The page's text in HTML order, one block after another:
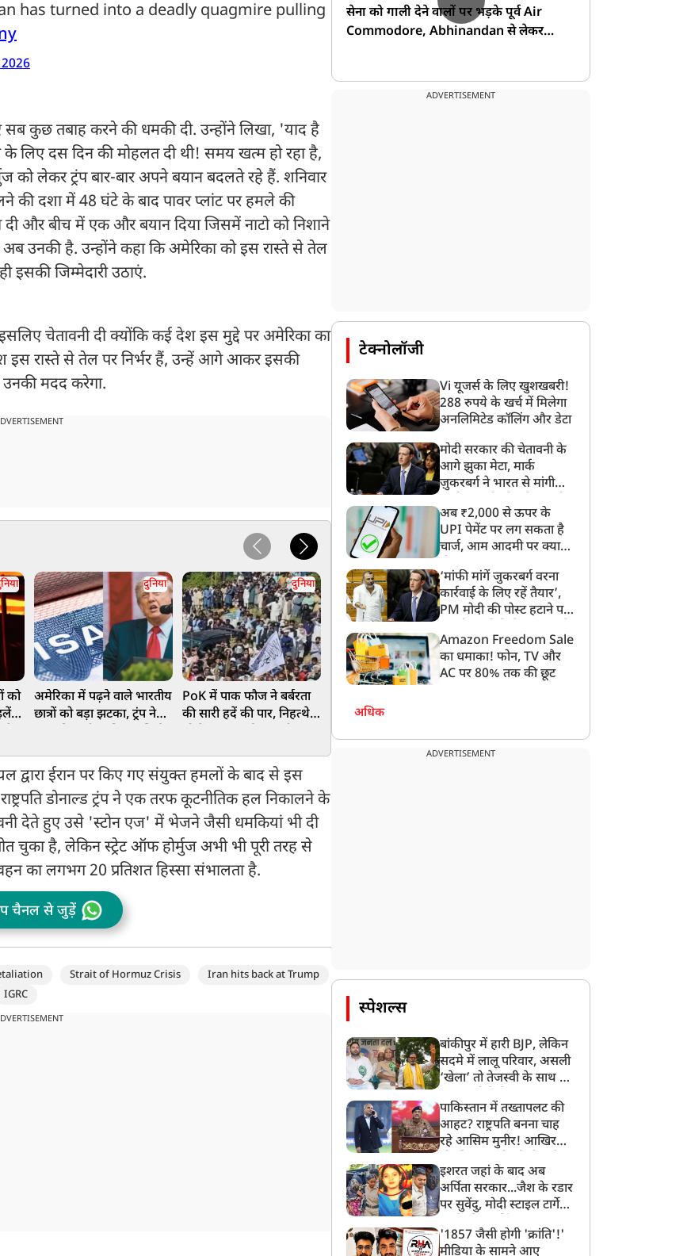
has turned into a deadly quagmire pulling
सब कुछ तबाह करने की धमकी दी. उन्होंने लिखा, 'याद है
के लिए दस दिन की मोहलत दी थी! समय खत्म हो रहा है,
को लेकर ट्रंप बार-बार अपने बयान बदलते रहे हैं. शनिवार
की दशा में 48 घंटे के बाद पावर प्लांट पर हमले की
और बीच में एक और बयान दिया जिसमें नाटो को निशाने
उनकी है. उन्होंने कहा कि अमेरिका को इस रास्ते से तेल
इसकी जिम्मेदारी उठाएं.
चेतावनी दी क्योंकि कई देश इस मुद्दे पर अमेरिका का
इस रास्ते से तेल पर निर्भर हैं, उन्हें आगे आकर इसकी
उनकी मदद करेगा.
को
दुनिया
अमेरिका में पढ़ने वाले भारतीय
छात्रों को बड़ा झटका, ट्रंप ने
दुनिया
PoK में पाक फौज ने बर्बरता
की सारी हदें की पार, निहत्थे
मौत, VIDEO
दुनिया
में आतंकियों ने चेकपॉइंट कर
किया हमला, सात पुलिसकर्मी
की मौत और 22 घायल
की घटिया हरकत, भारत ने
कर दिया साफ, नहीं बहाल
द्वारा ईरान पर किए गए संयुक्त हमलों के बाद से इस
डोनाल्ड ट्रंप ने एक तरफ कूटनीतिक हल निकालने के
देते हुए उसे 'स्टोन एज' में भेजने जैसी धमकियां भी दी
है, लेकिन स्ट्रेट ऑफ होर्मुज अभी भी पूरी तरह से
का लगभग 20 प्रतिशत हिस्सा संभालता है.
चैनल से जुड़ें
Strait of Hormuz Crisis
Iran hits back at Trump
IGRC
सेना को गाली देने वालों पर भड़के पूर्व Air
Commodore, Abhinandan से लेकर
ADVERTISEMENT
टेक्नोलॉजी
Vi यूजर्स के लिए खुशखबरी!
288 रुपये के खर्च में मिलेगा
अनलिमिटेड कॉलिंग और डेटा
मोदी सरकार की चेतावनी के
आगे झुका मेटा, मार्क
ज़ुकरबर्ग ने भारत से मांगी
अब ₹2,000 से ऊपर के
UPI पेमेंट पर लग सकता है
चार्ज, आम आदमी पर क्या
‘मांफी मांगें जुकरबर्ग वरना
कार्रवाई के लिए रहें तैयार’,
PM मोदी की पोस्ट हटाने पर
लगाई फटकार
Amazon Freedom Sale
का धमाका! फोन, TV और
AC पर 80% तक की छूट
अधिक
ADVERTISEMENT
स्पेशल्स
बांकीपुर में हारी BJP, लेकिन
सदमे में लालू परिवार, असली
‘खेला’ तो तेजस्वी के साथ हो
पाकिस्तान में तख्तापलट की
आहट? राष्ट्रपति बनना चाह
रहे आसिम मुनीर! आखिर
बनाया मोहरा?
इशरत जहां के बाद अब
अर्पिता सरकार...जैश के रडार
पर सुवेंदु, मोदी स्टाइल टार्गेट
बड़ा एक्शन!
'1857 जैसी होगी 'क्रांति'!'
मीडिया के सामने आए